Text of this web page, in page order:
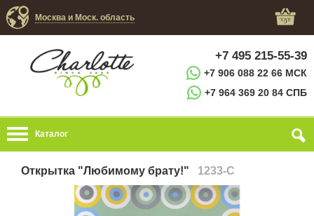
Москва и Моск. область
+7 495 215-55-39
+7 906 088 22 66 МСК
+7 964 369 20 84 СПБ
Каталог
Открытка "Любимому брату!" 1233-C